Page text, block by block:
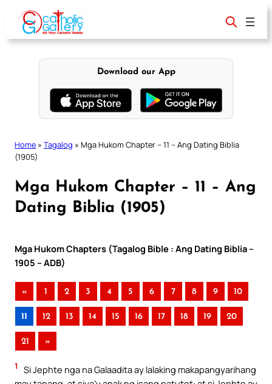
content
Download our App
Home » Tagalog » Mga Hukom Chapter – 11 – Ang Dating Biblia
(1905)
Mga Hukom Chapter – 11 – Ang
Dating Biblia (1905)
Mga Hukom Chapters (Tagalog Bible : Ang Dating Biblia –
1905 – ADB)
« 1 2 3 4 5 6 7 8 9 10
11 12 13 14 15 16 17 18 19 20
21 »
1
Si Jephte nga na Galaadita ay lalaking makapangyarihang